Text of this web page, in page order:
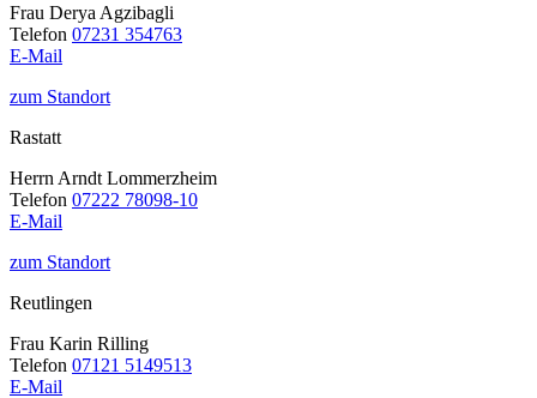
Frau Derya Agzibagli
Telefon 07231 354763
E-Mail
zum Standort
Rastatt
Herrn Arndt Lommerzheim
Telefon 07222 78098-10
E-Mail
zum Standort
Reutlingen
Frau Karin Rilling
Telefon 07121 5149513
E-Mail